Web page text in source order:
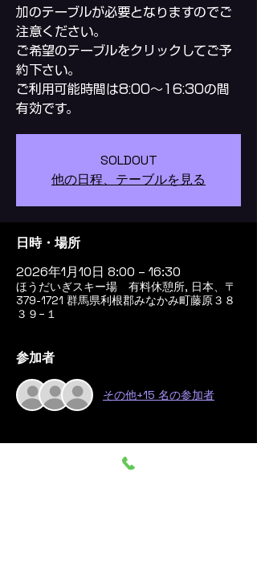
加のテーブルが必要となりますのでご
注意ください。
ご希望のテーブルをクリックしてご予
約下さい。
ご利用可能時間は8:00～16:30の間
SOLDOUT
他の日程、テーブルを見る
日時・場所
2026年1月10日 8:00 – 16:30
ほうだいぎスキー場 有料休憩所, 日本、〒
379-1721 群馬県利根郡みなかみ町藤原３８
３９−１
参加者
その他+15 名の参加者